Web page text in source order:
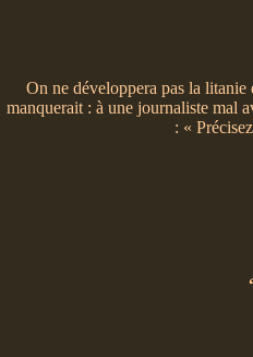
On ne développera pas la litanie
manquerait : à une journaliste mal
: «